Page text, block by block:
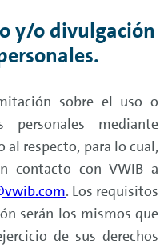
y/o divulgación
sobre el uso o
mediante
respecto, para lo cual,
contacto con VWIB a
. Los requisitos
serán los mismos que
de sus derechos